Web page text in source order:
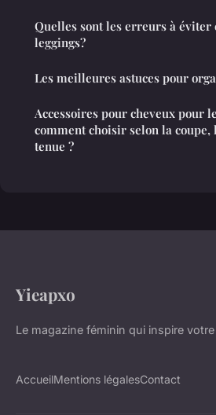
Quelles sont les erreurs à éviter
leggings?
Les meilleures astuces pour
Accessoires pour cheveux pour
comment choisir selon la
tenue ?
Yieapxo
Le magazine féminin qui inspire
AccueilMentions légalesContact